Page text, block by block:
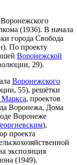
(1936). В начала
города Свобода
По проекту
Воронежской
29).
Воронежского
55), решётки
, проектов
Воронежа, Дома
Воронеже
),
проекта
экспозиция
(1949).